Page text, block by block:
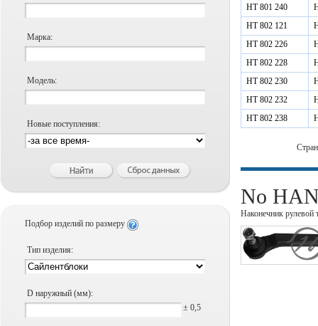
Марка:
Модель:
Новые поступления:
Подбор изделий по размеру
Тип изделия:
D наружный (мм):
± 0,5
HT 801 240
HT 802 121
HT 802 226
HT 802 228
HT 802 230
HT 802 232
HT 802 238
No
Наконечник рулевой